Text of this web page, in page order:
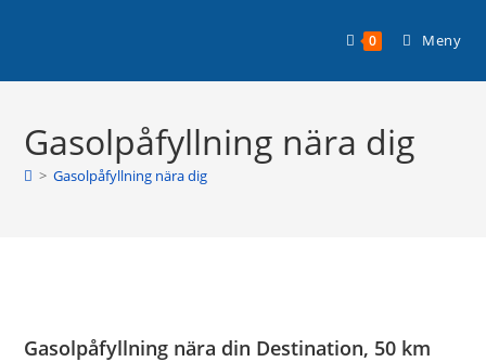
0 Meny
Gasolpåfyllning nära dig
> Gasolpåfyllning nära dig
Gasolpåfyllning nära din Destination, 50 km
Läs mer >